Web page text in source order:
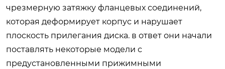
чрезмерную затяжку фланцевых соединений,
которая деформирует корпус и нарушает
плоскость прилегания диска. в ответ они начали
поставлять некоторые модели с
предустановленными прижимными